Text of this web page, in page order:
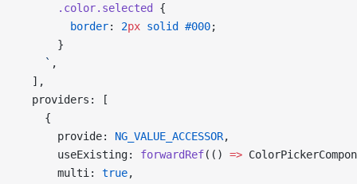
      .color.selected
{
        border
: 2px solid #000;
      }
    `
,
  ],
  providers: [
    {
      provide:
NG_VALUE_ACCESSOR,
      useExisting:
forwardRef(() =>
      multi:
true,